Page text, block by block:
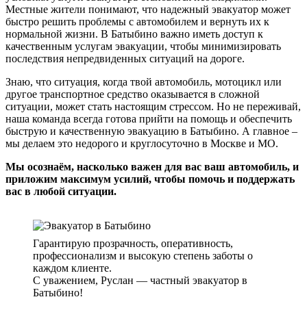
Местные жители понимают, что надежный эвакуатор может
быстро решить проблемы с автомобилем и вернуть их к
нормальной жизни. В Батыбино важно иметь доступ к
качественным услугам эвакуации, чтобы минимизировать
последствия непредвиденных ситуаций на дороге.
Знаю, что ситуация, когда твой автомобиль, мотоцикл или
другое транспортное средство оказывается в сложной
ситуации, может стать настоящим стрессом. Но не переживай,
наша команда всегда готова прийти на помощь и обеспечить
быструю и качественную эвакуацию в Батыбино. А главное –
мы делаем это недорого и круглосуточно в Москве и МО.
Мы осознаём, насколько важен для вас ваш автомобиль, и
приложим максимум усилий, чтобы помочь и поддержать
вас в любой ситуации.
Гарантирую прозрачность, оперативность,
профессионализм и высокую степень заботы о
каждом клиенте.
С уважением, Руслан — частный эвакуатор в
Батыбино!